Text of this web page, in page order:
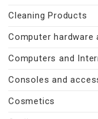
Cleaning Products
Computer hardware
Computers and
Consoles and
Cosmetics